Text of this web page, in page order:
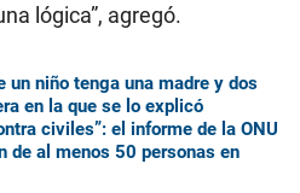
lógica”, agregó.
un niño tenga una madre y dos
en la que se lo explicó
civiles”: el informe de la ONU
de al menos 50 personas en